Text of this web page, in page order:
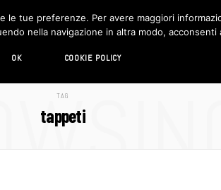
HI-TECH CHI SIAMO
TAG
tappeti
tue preferenze. Per avere maggiori
nella navigazione in altra modo, acconsenti
OK COOKIE POLICY